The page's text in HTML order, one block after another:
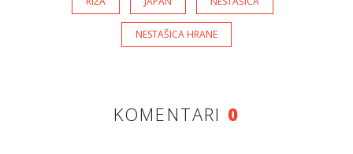
NESTAŠICA HRANE
KOMENTARI 0